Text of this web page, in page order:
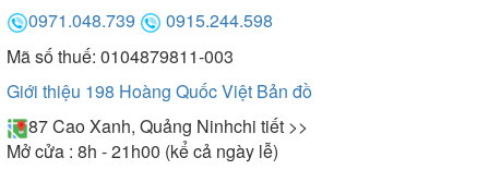
0971.048.739
0915.244.598
Mã số thuế: 0104879811-003
Giới thiệu 198 Hoàng Quốc Việt Bản đồ
87 Cao Xanh, Quảng Ninhchi tiết >>
Mở cửa : 8h - 21h00 (kể cả ngày lễ)